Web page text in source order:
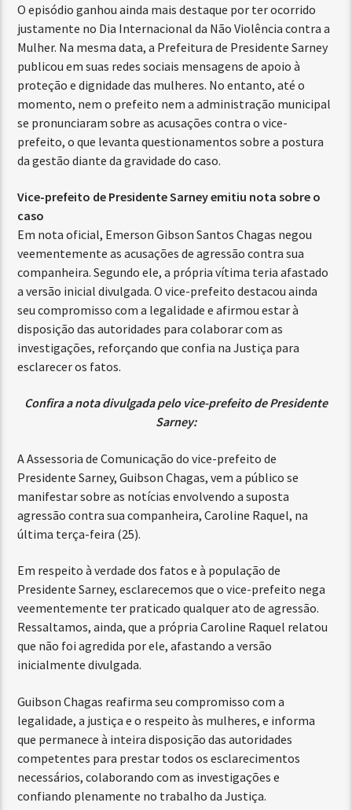
O episódio ganhou ainda mais destaque por ter ocorrido
justamente no Dia Internacional da Não Violência contra a
Mulher. Na mesma data, a Prefeitura de Presidente Sarney
publicou em suas redes sociais mensagens de apoio à
proteção e dignidade das mulheres. No entanto, até o
momento, nem o prefeito nem a administração municipal
se pronunciaram sobre as acusações contra o vice-
prefeito, o que levanta questionamentos sobre a postura
da gestão diante da gravidade do caso.
Vice-prefeito de Presidente Sarney emitiu nota sobre o
caso
Em nota oficial, Emerson Gibson Santos Chagas negou
veementemente as acusações de agressão contra sua
companheira. Segundo ele, a própria vítima teria afastado
a versão inicial divulgada. O vice-prefeito destacou ainda
seu compromisso com a legalidade e afirmou estar à
disposição das autoridades para colaborar com as
investigações, reforçando que confia na Justiça para
esclarecer os fatos.
Confira a nota divulgada pelo vice-prefeito de Presidente
Sarney:
A Assessoria de Comunicação do vice-prefeito de
Presidente Sarney, Guibson Chagas, vem a público se
manifestar sobre as notícias envolvendo a suposta
agressão contra sua companheira, Caroline Raquel, na
última terça-feira (25).
Em respeito à verdade dos fatos e à população de
Presidente Sarney, esclarecemos que o vice-prefeito nega
veementemente ter praticado qualquer ato de agressão.
Ressaltamos, ainda, que a própria Caroline Raquel relatou
que não foi agredida por ele, afastando a versão
inicialmente divulgada.
Guibson Chagas reafirma seu compromisso com a
legalidade, a justiça e o respeito às mulheres, e informa
que permanece à inteira disposição das autoridades
competentes para prestar todos os esclarecimentos
necessários, colaborando com as investigações e
confiando plenamente no trabalho da Justiça.